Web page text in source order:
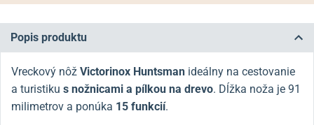
Popis produktu
Vreckový nôž Victorinox Huntsman ideálny na cestovanie
a turistiku s nožnicami a pílkou na drevo. Dĺžka noža je 91
milimetrov a ponúka 15 funkcií.